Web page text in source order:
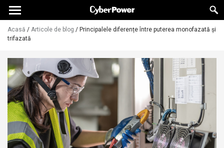
Acasă / Articole de blog / Principalele diferențe între puterea monofazată și
trifazată